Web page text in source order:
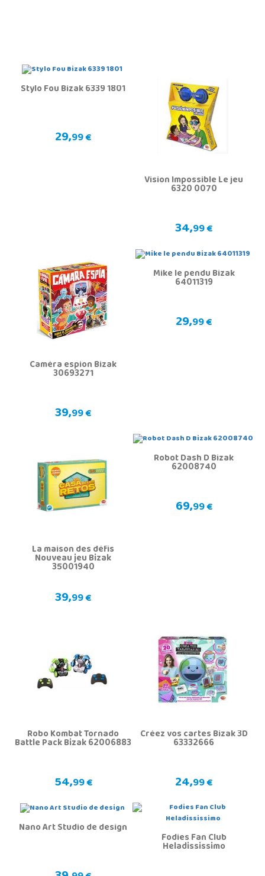
Stylo Fou Bizak 6339 1801
29,99 €
Vision Impossible Le jeu
6320 0070
34,99 €
Caméra espion Bizak
30693271
39,99 €
Mike le pendu Bizak
64011319
29,99 €
La maison des défis
Nouveau jeu Bizak
35001940
39,99 €
Robot Dash D Bizak
62008740
69,99 €
Robo Kombat Tornado
Battle Pack Bizak 62006883
54,99 €
Créez vos cartes Bizak 3D
63332666
24,99 €
Nano Art Studio de design
Fodies Fan Club
Heladississimo